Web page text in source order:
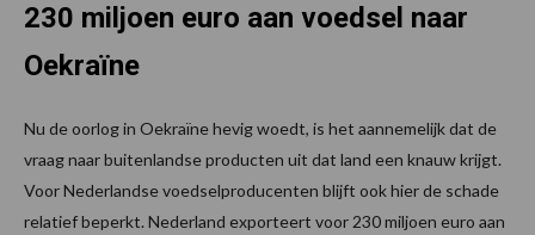
230 miljoen euro aan voedsel naar
Oekraïne
Nu de oorlog in Oekraïne hevig woedt, is het aannemelijk dat de
vraag naar buitenlandse producten uit dat land een knauw krijgt.
Voor Nederlandse voedselproducenten blijft ook hier de schade
relatief beperkt. Nederland exporteert voor 230 miljoen euro aan